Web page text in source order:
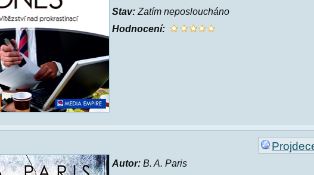
Stav: Zatím neposloucháno
Hodnocení:
Autor: B. A. Paris